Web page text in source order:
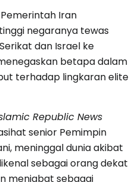
Pemerintah Iran
negaranya tewas
dan Israel ke
betapa dalam
terhadap lingkaran elite
Republic News
senior Pemimpin
meninggal dunia akibat
sebagai orang dekat
menjabat sebagai